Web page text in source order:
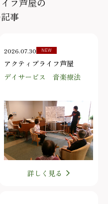
フ芦屋の
事
2026.07.30 NEW
アクティブライフ芦屋
デイサービス 音楽療法
詳しく見る